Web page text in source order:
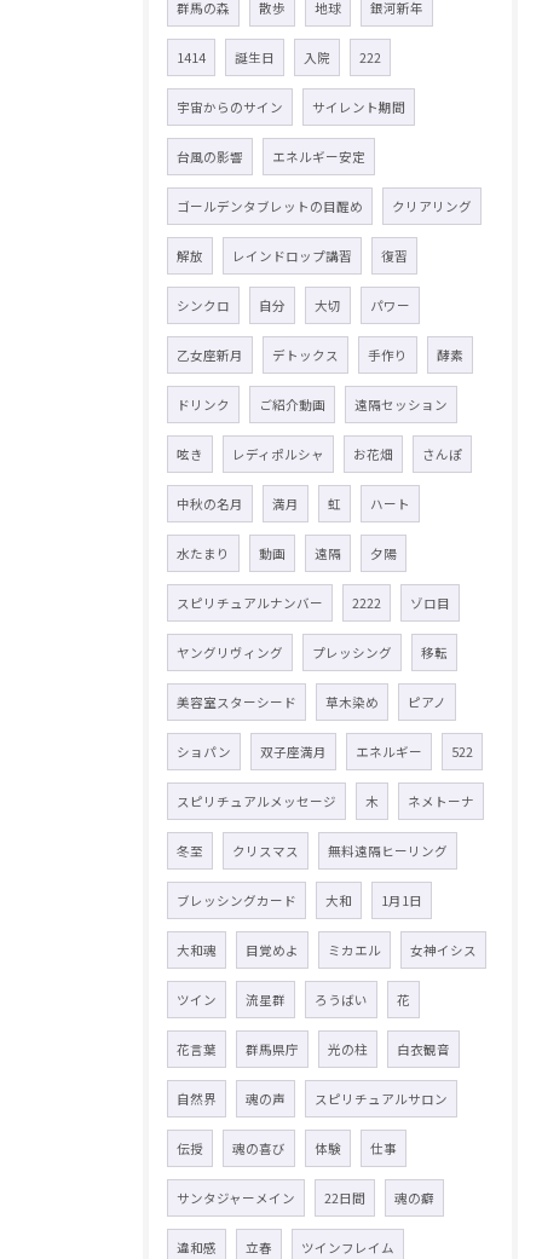
群馬の森 散歩 地球 銀河新年
1414 誕生日 入院 222
宇宙からのサイン サイレント期間
台風の影響 エネルギー安定
ゴールデンタブレットの目醒め クリアリング
解放 レインドロップ講習 復習
シンクロ 自分 大切 パワー
乙女座新月 デトックス 手作り 酵素
ドリンク ご紹介動画 遠隔セッション
呟き レディポルシャ お花畑 さんぽ
中秋の名月 満月 虹 ハート
水たまり 動画 遠隔 夕陽
スピリチュアルナンバー 2222 ゾロ目
ヤングリヴィング プレッシング 移転
美容室スターシード 草木染め ピアノ
ショパン 双子座満月 エネルギー 522
スピリチュアルメッセージ 木 ネメトーナ
冬至 クリスマス 無料遠隔ヒーリング
ブレッシングカード 大和 1月1日
大和魂 目覚めよ ミカエル 女神イシス
ツイン 流星群 ろうばい 花
花言葉 群馬県庁 光の柱 白衣観音
自然界 魂の声 スピリチュアルサロン
伝授 魂の喜び 体験 仕事
サンタジャーメイン 22日間 魂の癖
違和感 立春 ツインフレイム